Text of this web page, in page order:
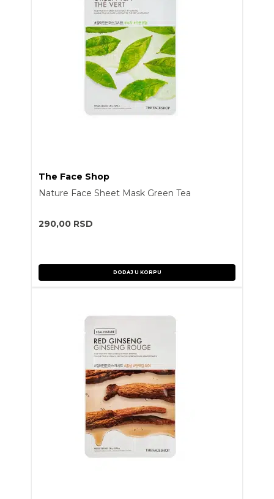
The Face Shop
Nature Face Sheet Mask Green Tea
290,00 RSD
DODAJ U KORPU